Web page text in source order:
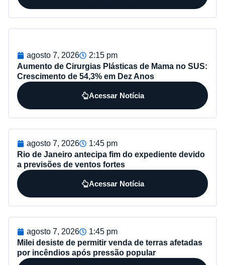
agosto 7, 2026
2:15 pm
Aumento de Cirurgias Plásticas de Mama no SUS:
Crescimento de 54,3% em Dez Anos
Acessar Notícia
agosto 7, 2026
1:45 pm
Rio de Janeiro antecipa fim do expediente devido
a previsões de ventos fortes
Acessar Notícia
agosto 7, 2026
1:45 pm
Milei desiste de permitir venda de terras afetadas
por incêndios após pressão popular